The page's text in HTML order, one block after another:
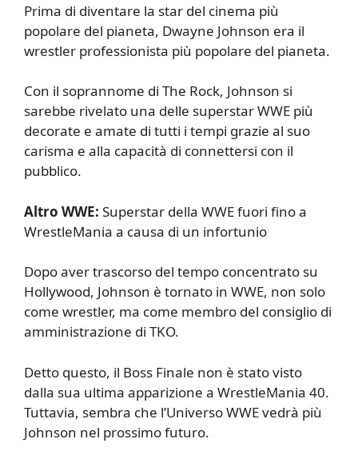
Prima di diventare la star del cinema più
popolare del pianeta, Dwayne Johnson era il
wrestler professionista più popolare del pianeta.
Con il soprannome di The Rock, Johnson si
sarebbe rivelato una delle superstar WWE più
decorate e amate di tutti i tempi grazie al suo
carisma e alla capacità di connettersi con il
pubblico.
Altro WWE: Superstar della WWE fuori fino a
WrestleMania a causa di un infortunio
Dopo aver trascorso del tempo concentrato su
Hollywood, Johnson è tornato in WWE, non solo
come wrestler, ma come membro del consiglio di
amministrazione di TKO.
Detto questo, il Boss Finale non è stato visto
dalla sua ultima apparizione a WrestleMania 40.
Tuttavia, sembra che l’Universo WWE vedrà più
Johnson nel prossimo futuro.